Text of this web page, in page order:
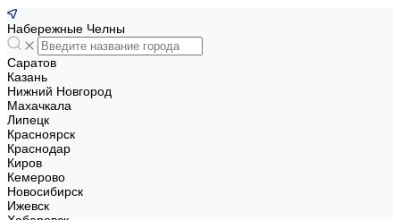
Набережные Челны
Саратов
Казань
Нижний Новгород
Махачкала
Липецк
Красноярск
Краснодар
Киров
Кемерово
Новосибирск
Ижевск